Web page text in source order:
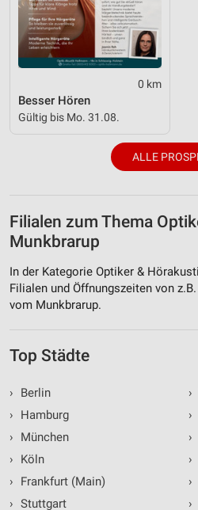
0 km
Besser Hören
Gültig bis Mo. 31.08.
ALLE
Filialen zum Thema
Munkbrarup
In der Kategorie Optiker &
Filialen und Öffnungszeiten von
vom Munkbrarup.
Top Städte
›
Berlin
›
Hamburg
›
München
›
Köln
›
Frankfurt (Main)
› Stuttgart
›
›
›
›
›
›
Kombinationen von Daten aus
Quellen
Entwicklung und Verbesserung
Verwendung reduzierter Daten
Inhalten
Verwendung genauer
Nicht-IAB-Verarbeitungszwecke:
Notwendig
Performance
Werbung